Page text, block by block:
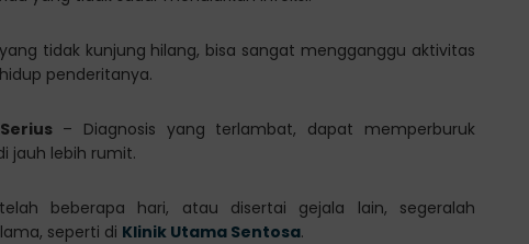
tidak kunjung hilang, bisa sangat mengganggu aktivitas
penderitanya.
– Diagnosis yang terlambat, dapat memperburuk
jauh lebih rumit.
beberapa hari, atau disertai gejala lain, segeralah
seperti di Klinik Utama Sentosa.